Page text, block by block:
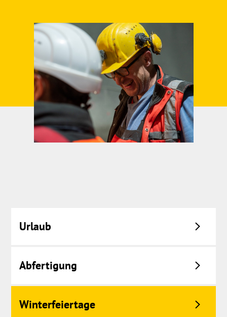
Urlaub
Abfertigung
Winterfeiertage